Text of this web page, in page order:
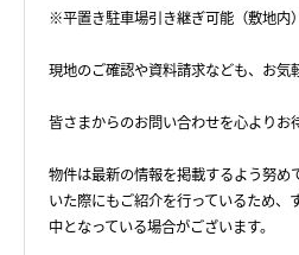
※平置き駐車場引き継ぎ可能（敷地内）
現地のご確認や資料請求なども、お気
皆さまからのお問い合わせを心よりお
物件は最新の情報を掲載するよう努め
いた際にもご紹介を行っているため、
中となっている場合がございます。